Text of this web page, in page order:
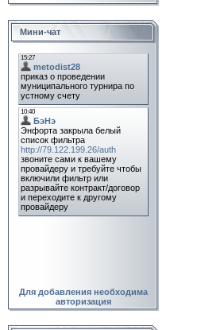
Мини-чат
Для добавления необходима
авторизация